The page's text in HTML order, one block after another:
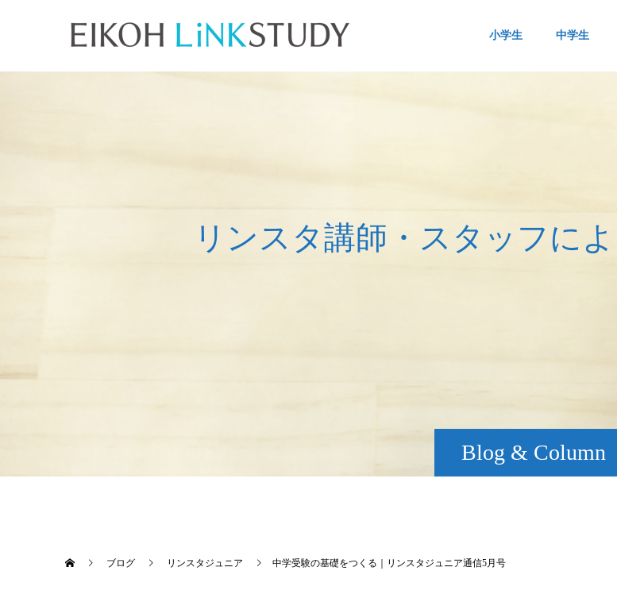
小学生 中学生
Blog & Column
リ ンス タ講師 ・ ス タ ッ フ に よ
ブログ リンスタジュニア 中学受験の基礎をつくる｜リンスタジュニア通信5月号